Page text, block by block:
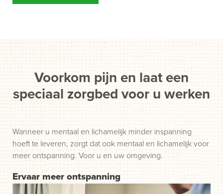
Voorkom pijn en laat een
speciaal zorgbed voor u werken
Ervaar meer ontspanning
Wanneer u mentaal en lichamelijk minder inspanning
hoeft te leveren, zorgt dat ook mentaal en lichamelijk voor
meer ontspanning. Voor u en uw omgeving.